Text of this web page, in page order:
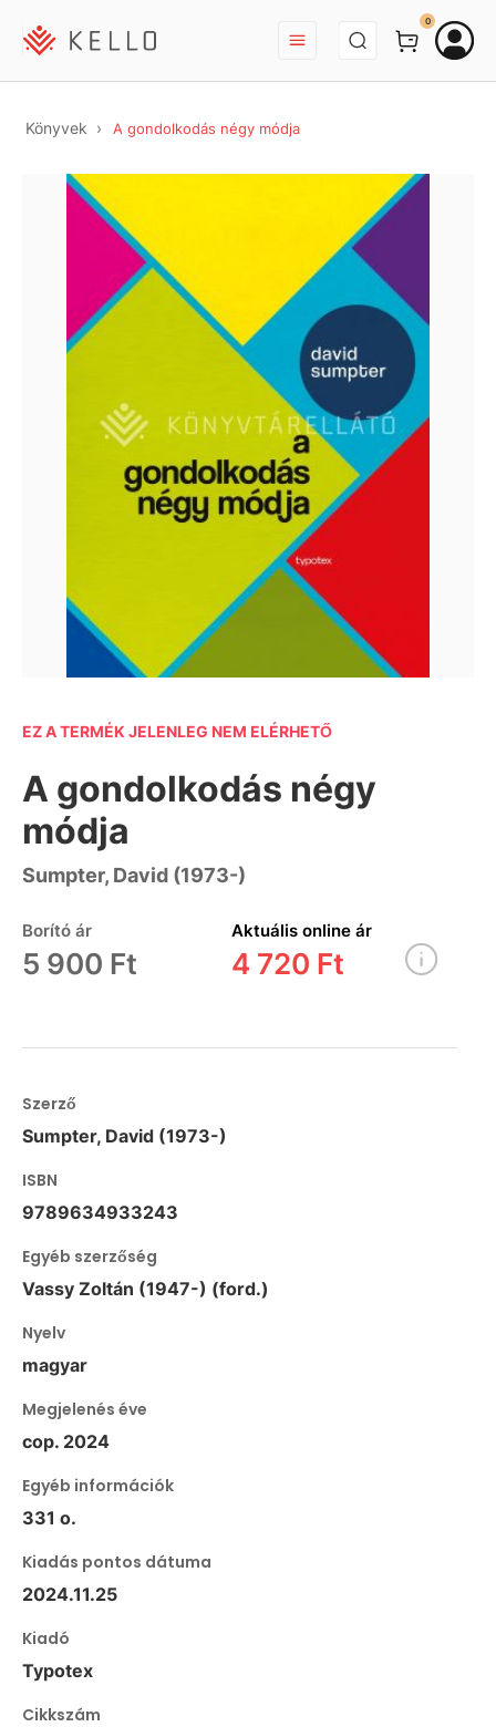
BEJELENTKEZÉS
0
Könyvek A gondolkodás négy módja
EZ A TERMÉK JELENLEG NEM ELÉRHETŐ
A gondolkodás négy
módja
Sumpter, David (1973-)
Borító ár
5 900 Ft
Aktuális online ár
4 720 Ft
Szerző
Sumpter, David (1973-)
ISBN
9789634933243
Egyéb szerzőség
Vassy Zoltán (1947-) (ford.)
Nyelv
magyar
Megjelenés éve
cop. 2024
Egyéb információk
331 o.
Kiadás pontos dátuma
2024.11.25
Kiadó
Typotex
Cikkszám